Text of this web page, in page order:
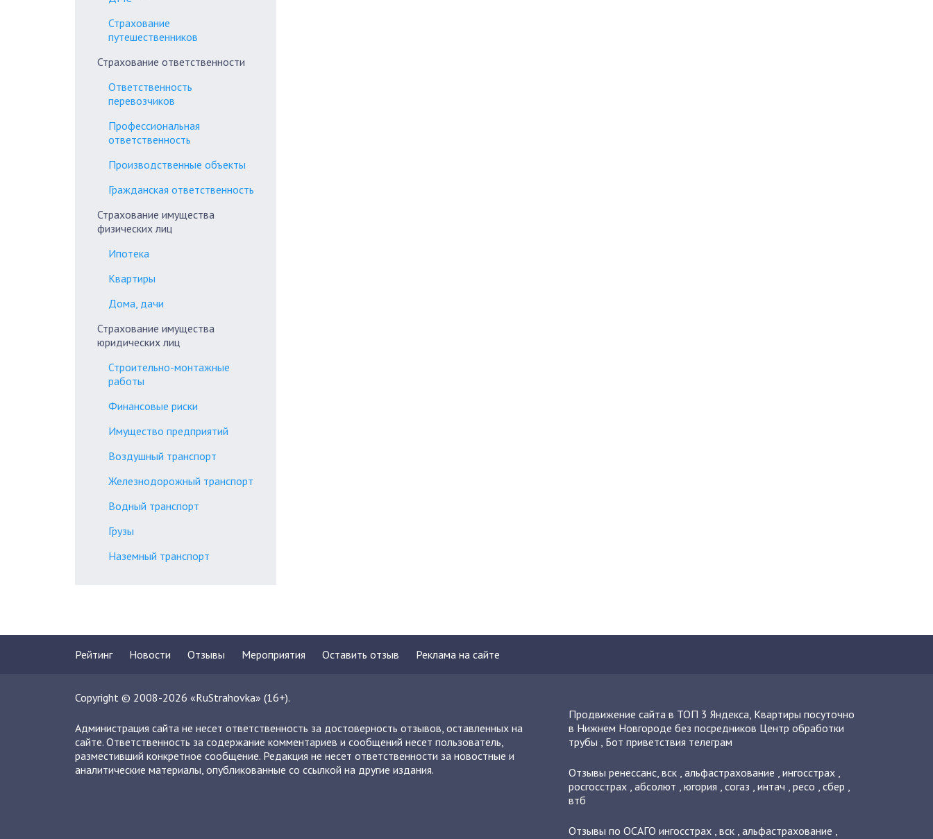
Страхование
путешественников
Страхование ответственности
Ответственность
перевозчиков
Профессиональная
ответственность
Производственные объекты
Гражданская ответственность
Страхование имущества
физических лиц
Ипотека
Квартиры
Дома, дачи
Страхование имущества
юридических лиц
Строительно-монтажные
работы
Финансовые риски
Имущество предприятий
Воздушный транспорт
Железнодорожный транспорт
Водный транспорт
Грузы
Наземный транспорт
Рейтинг Новости Отзывы Мероприятия Оставить отзыв Реклама на сайте
Copyright © 2008-2026 «RuStrahovka» (16+).
Администрация сайта не несет ответственность за достоверность отзывов, оставленных на
сайте. Ответственность за содержание комментариев и сообщений несет пользователь,
разместивший конкретное сообщение. Редакция не несет ответственности за новостные и
аналитические материалы, опубликованные со ссылкой на другие издания.
Продвижение сайта в ТОП 3 Яндекса, Квартиры посуточно
в Нижнем Новгороде без посредников Центр обработки
трубы , Бот приветствия телеграм
Отзывы ренессанс, вск, альфастрахование , ингосстрах,
росгосстрах, абсолют , югория , согаз , интач , ресо , сбер ,
втб
Отзывы по ОСАГО ингосстрах, вск, альфастрахование ,